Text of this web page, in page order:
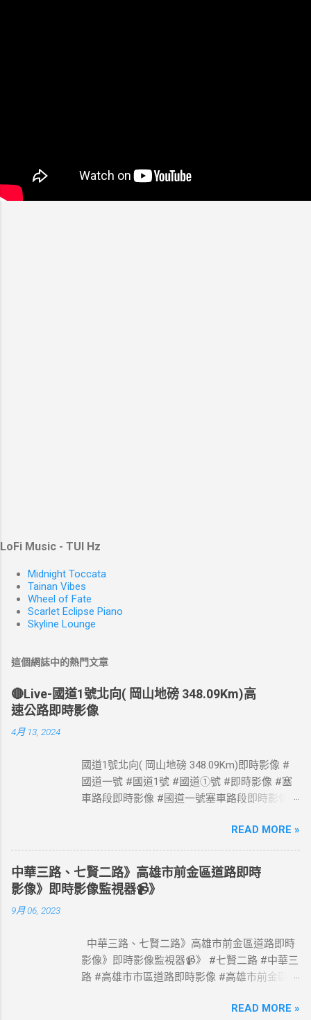
LoFi Music - TUI Hz
Midnight Toccata
Tainan Vibes
Wheel of Fate
Scarlet Eclipse Piano
Skyline Lounge
這個網誌中的熱門文章
🔴Live-國道1號北向( 岡山地磅 348.09Km)高
速公路即時影像
4月 13, 2024
國道1號北向( 岡山地磅 348.09Km)即時影像 #
國道一號 #國道1號 #國道①號 #即時影像 #塞
車路段即時影像 #國道一號塞車路段即時影像 #
#國道1號塞車路段 #Taiwan #Live #freeway #
高速公路即時影像 #高速公路 即時了解路況，
以免塞車。 影像資料來源：交通部高速公路局
政府網站資料開放宣告
https://www.freeway.gov.tw/Publish.aspx?
READ MORE »
中華三路、七賢二路》高雄市前金區道路即時
影像》即時影像監視器📹》
9月 06, 2023
中華三路、七賢二路》高雄市前金區道路即時
影像》即時影像監視器📹》 #七賢二路 #中華三
路 #高雄市市區道路即時影像 #高雄市前金區道
READ MORE »